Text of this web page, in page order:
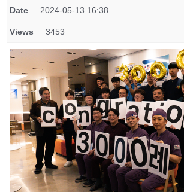
Date 2024-05-13 16:38
Views 3453